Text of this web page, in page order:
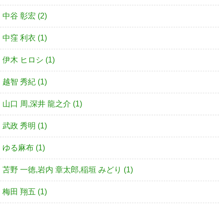
中谷 彰宏 (2)
中窪 利衣 (1)
伊木 ヒロシ (1)
越智 秀紀 (1)
山口 周,深井 龍之介 (1)
武政 秀明 (1)
ゆる麻布 (1)
苫野 一徳,岩内 章太郎,稲垣 みどり (1)
梅田 翔五 (1)